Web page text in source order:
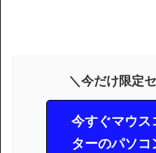
＼今だけ限定
今すぐマウス
ターのパソコ